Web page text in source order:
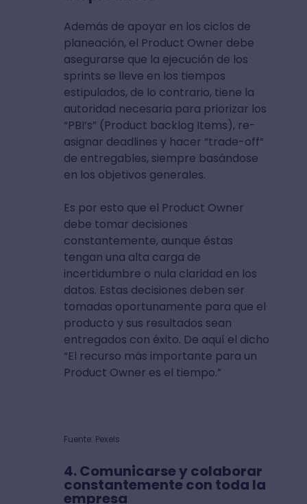
Además de apoyar en los ciclos de
planeación, el Product Owner debe
asegurarse que la ejecución de los
sprints se lleve en los tiempos
estipulados, de lo contrario, tiene la
autoridad necesaria para priorizar los
“PBI’s” (Product backlog Items), re-
asignar deadlines y hacer “trade-off”
de entregables, siempre basándose
en los objetivos generales.
Es por esto que el Product Owner
debe tomar decisiones
constantemente, aunque éstas
tengan una alta carga de
incertidumbre o nula claridad en los
datos. Estas decisiones deben ser
tomadas oportunamente para que el
producto y sus resultados sean
entregados con éxito. De aquí el dicho
“El recurso más importante para un
Product Owner es el tiempo.”